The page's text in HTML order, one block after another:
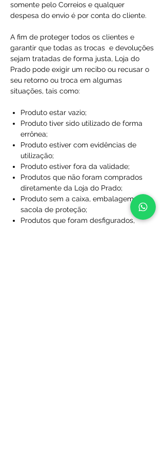
somente pelo Correios e qualquer
despesa do envio é por conta do cliente.
A fim de proteger todos os clientes e
garantir que todas as trocas e devoluções
sejam tratadas de forma justa, Loja do
Prado pode exigir um recibo ou recusar o
seu retorno ou troca em algumas
situações, tais como:
Produto estar vazio;
Produto tiver sido utilizado de forma
errônea;
Produto estiver com evidências de
utilização;
Produto estiver fora da validade;
Produtos que não foram comprados
diretamente da Loja do Prado;
Produto sem a caixa, embalagem ou
sacola de proteção;
Produtos que foram desfigurados,